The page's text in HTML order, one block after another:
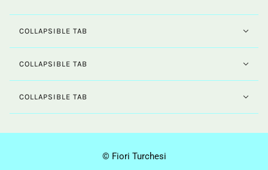
COLLAPSIBLE TAB
COLLAPSIBLE TAB
COLLAPSIBLE TAB
© Fiori Turchesi